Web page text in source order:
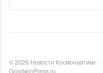
©2026 Новости Космонавтики ·
GoodwinPress.ru